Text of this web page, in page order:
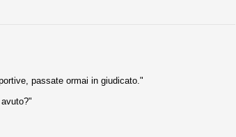
passate ormai in giudicato."
tecnico, squadra)
guida tecnica, staff,
sempre e